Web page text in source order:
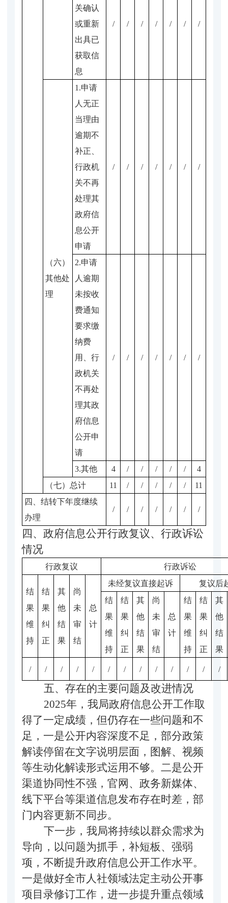
关确认
或重新
出具已
获取信
息
/ / / / / / /
（六）
其他处
理
1.申请
人无正
当理由
逾期不
补正、
行政机
关不再
处理其
政府信
息公开
申请
/ / / / / / /
2.申请
人逾期
未按收
费通知
要求缴
纳费
用、行
政机关
不再处
理其政
府信息
公开申
请
/ / / / / / /
3.其他 4 / / / / /
4
（七）总计
11 / / / / /
11
四、结转下年度继续
办理
/ / / / / / /
四、政府信息公开行政复议、行政诉讼
情况
行政复议 行政诉讼
结
果
维
持
结
果
纠
正
其
他
结
果
尚
未
审
结
总
计
未经复议直接起诉
复议后
结
果
维
持
结
果
纠
正
其
他
结
果
尚
未
审
结
总
计
结
果
维
持
结
果
纠
正
其
他
结
果
/ / / / / / / / / / / / /
五、存在的主要问题及改进情况
2025年， 我局政府信息公开工作取
得了一定成绩，但仍存在一些问题和不
足， 一是公开内容深度不足，部分政策
解读停留在文字说明层面，图解、视频
等生动化解读形式运用不够。二是公开
渠道协同性不强，官网、政务新媒体、
线下平台等渠道信息发布存在时差，部
门内容更新不同步。
下一步 ， 我局将持续以群众需求为
导向，以问题为抓手，补短板、强弱
项，不断提升政府信息公开工作水平。
一是做好全市人社领域法定主动公开事
项目录修订工作，进一步提升重点领域